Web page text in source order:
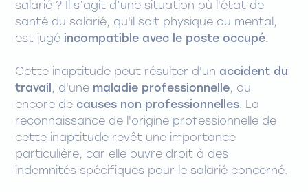
salarié ? Il s’agit d’une situation où l'état de
santé du salarié, qu'il soit physique ou mental,
est jugé incompatible avec le poste occupé.
Cette inaptitude peut résulter d'unaccident du
travail , d'une maladie professionnelle, ou
encore decauses non professionnelles. La
reconnaissance de l'origine professionnelle de
cette inaptitude revêt une importance
particulière, car elle ouvre droit à des
indemnités spécifiques pour le salarié concerné.